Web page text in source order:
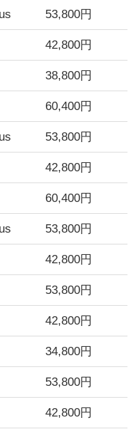
53,800円
42,800円
38,800円
60,400円
53,800円
42,800円
60,400円
53,800円
42,800円
53,800円
42,800円
34,800円
53,800円
42,800円